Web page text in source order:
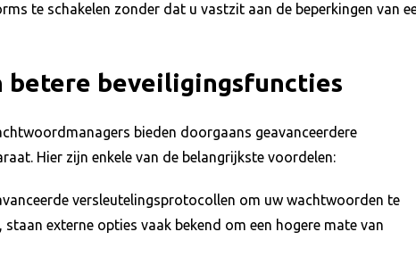
te schakelen zonder dat u vastzit aan de beperkingen van
betere beveiligingsfuncties
bieden doorgaans geavanceerdere
Hier zijn enkele van de belangrijkste voordelen:
versleutelingsprotocollen om uw wachtwoorden te
externe opties vaak bekend om een hogere mate van